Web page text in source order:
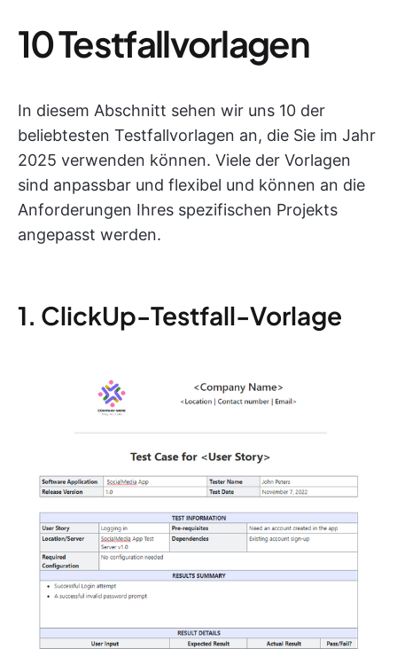
10 Testfallvorlagen
In diesem Abschnitt sehen wir uns 10 der
beliebtesten Testfallvorlagen an, die Sie im Jahr
2025 verwenden können. Viele der Vorlagen
sind anpassbar und flexibel und können an die
Anforderungen Ihres spezifischen Projekts
angepasst werden.
1. ClickUp-Testfall-Vorlage